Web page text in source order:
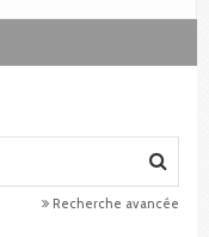
Recherche avancée